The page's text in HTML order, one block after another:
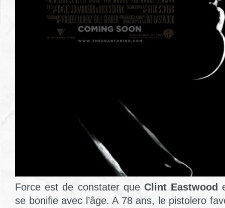
Force est de constater que Clint Eastwood
se bonifie avec l’âge. A 78 ans, le pistolero